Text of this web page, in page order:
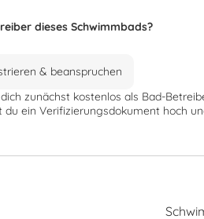
dieses Schwimmbads?
& beanspruchen
zunächst kostenlos als Bad-
du ein Verifizierungsdokument hoch